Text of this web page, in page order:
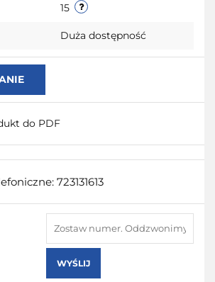
15
Duża dostępność
do PDF
723131613
WYŚLIJ